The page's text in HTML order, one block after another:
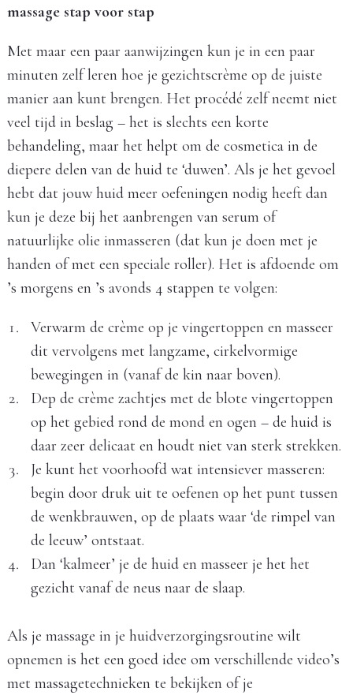
massage stap voor stap
Met maar een paar aanwijzingen kun je in een paar
minuten zelf leren hoe je gezichtscrème op de juiste
manier aan kunt brengen. Het procédé zelf neemt niet
veel tijd in beslag – het is slechts een korte
behandeling, maar het helpt om de cosmetica in de
diepere delen van de huid te ‘duwen’. Als je het gevoel
hebt dat jouw huid meer oefeningen nodig heeft dan
kun je deze bij het aanbrengen van serum of
natuurlijke olie inmasseren (dat kun je doen met je
handen of met een speciale roller). Het is afdoende om
’s morgens en ’s avonds 4 stappen te volgen:
Verwarm de crème op je vingertoppen en masseer
dit vervolgens met langzame, cirkelvormige
bewegingen in (vanaf de kin naar boven).
Dep de crème zachtjes met de blote vingertoppen
op het gebied rond de mond en ogen – de huid is
daar zeer delicaat en houdt niet van sterk strekken.
Je kunt het voorhoofd wat intensiever masseren:
begin door druk uit te oefenen op het punt tussen
de wenkbrauwen, op de plaats waar ‘de rimpel van
de leeuw’ ontstaat.
Dan ‘kalmeer’ je de huid en masseer je het het
gezicht vanaf de neus naar de slaap.
Als je massage in je huidverzorgingsroutine wilt
opnemen is het een goed idee om verschillende video’s
met massagetechnieken te bekijken of je